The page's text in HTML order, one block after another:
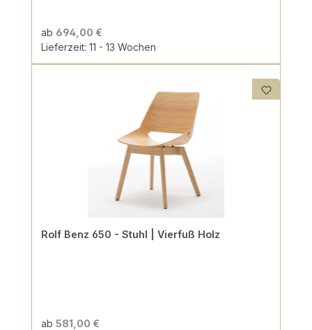
ab 694,00 €
Lieferzeit: 11 - 13 Wochen
Rolf Benz 650 - Stuhl | Vierfuß Holz
ab 581,00 €